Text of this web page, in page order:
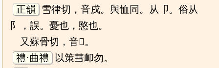
正韻
雪律切，音戌。與恤同。从卩。俗从
阝，誤。憂也，愍也。
又蘇骨切，音𡨧。
禮·曲禮
以策彗卹勿。